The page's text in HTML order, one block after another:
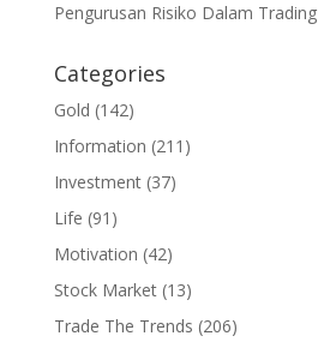
Pengurusan Risiko Dalam Trading
Categories
Gold (142)
Information (211)
Investment(37)
Life (91)
Motivation (42)
Stock Market(13)
Trade The Trends (206)